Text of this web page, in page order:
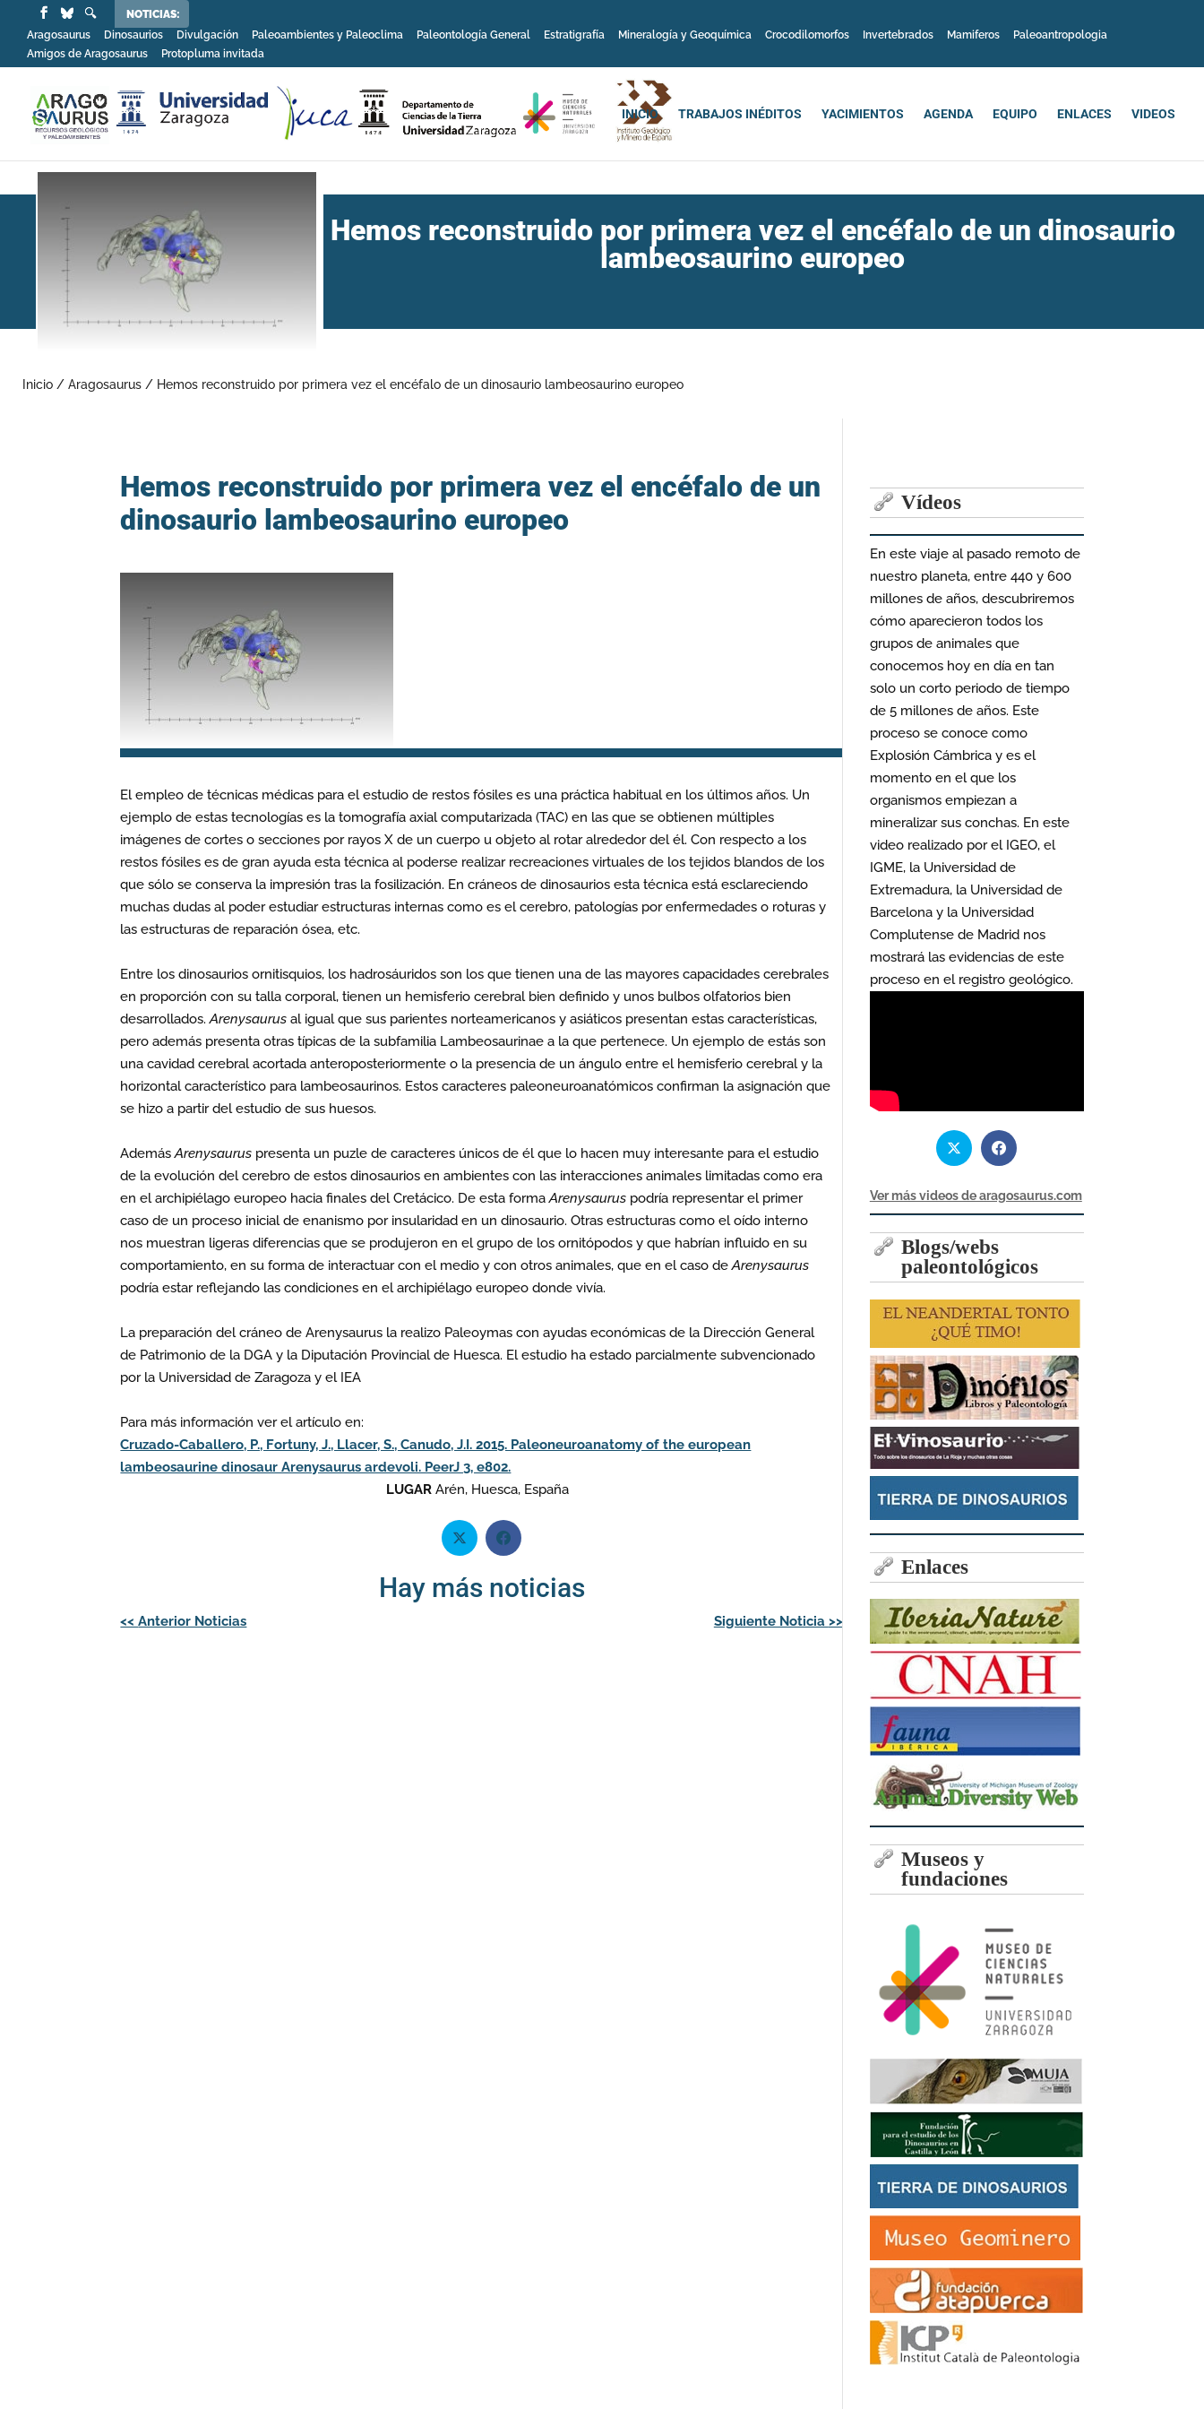
NOTICIAS:
Aragosaurus
Dinosaurios Divulgación Paleoambientes y Paleoclima Paleontología General Estratigrafía Mineralogía y Geoquímica Crocodilomorfos Invertebrados Mamiferos
Paleoantropologia
Amigos de Aragosaurus
Protopluma invitada
INICIO TRABAJOS INÉDITOS YACIMIENTOS AGENDA EQUIPO ENLACES VIDEOS
Hemos reconstruido por primera vez el encéfalo de un dinosaurio
lambeosaurino europeo
Inicio / Aragosaurus / Hemos reconstruido por primera vez el encéfalo de un dinosaurio lambeosaurino europeo
Hemos reconstruido por primera vez el encéfalo de un
dinosaurio lambeosaurino europeo
El empleo de técnicas médicas para el estudio de restos fósiles es una práctica habitual en los últimos años. Un
ejemplo de estas tecnologías es la tomografía axial computarizada (TAC) en las que se obtienen múltiples
imágenes de cortes o secciones por rayos X de un cuerpo u objeto al rotar alrededor del él. Con respecto a los
restos fósiles es de gran ayuda esta técnica al poderse realizar recreaciones virtuales de los tejidos blandos de los
que sólo se conserva la impresión tras la fosilización. En cráneos de dinosaurios esta técnica está esclareciendo
muchas dudas al poder estudiar estructuras internas como es el cerebro, patologías por enfermedades o roturas y
las estructuras de reparación ósea, etc.
Entre los dinosaurios ornitisquios, los hadrosáuridos son los que tienen una de las mayores capacidades cerebrales
en proporción con su talla corporal, tienen un hemisferio cerebral bien definido y unos bulbos olfatorios bien
desarrollados.Arenysaurus al igual que sus parientes norteamericanos y asiáticos presentan estas características,
pero además presenta otras típicas de la subfamilia Lambeosaurinae a la que pertenece. Un ejemplo de estás son
una cavidad cerebral acortada anteroposteriormente o la presencia de un ángulo entre el hemisferio cerebral y la
horizontal característico para lambeosaurinos. Estos caracteres paleoneuroanatómicos confirman la asignación que
se hizo a partir del estudio de sus huesos.
AdemásArenysaurus presenta un puzle de caracteres únicos de él que lo hacen muy interesante para el estudio
de la evolución del cerebro de estos dinosaurios en ambientes con las interacciones animales limitadas como era
en el archipiélago europeo hacia finales del Cretácico. De esta formaArenysaurus podría representar el primer
caso de un proceso inicial de enanismo por insularidad en un dinosaurio. Otras estructuras como el oído interno
nos muestran ligeras diferencias que se produjeron en el grupo de los ornitópodos y que habrían influido en su
comportamiento, en su forma de interactuar con el medio y con otros animales, que en el caso deArenysaurus
podría estar reflejando las condiciones en el archipiélago europeo donde vivía.
La preparación del cráneo de Arenysaurus la realizo Paleoymas con ayudas económicas de la Dirección General
de Patrimonio de la DGA y la Diputación Provincial de Huesca. El estudio ha estado parcialmente subvencionado
por la Universidad de Zaragoza y el IEA
Para más información ver el artículo en:
Cruzado-Caballero, P., Fortuny, J., Llacer, S., Canudo, J.I. 2015. Paleoneuroanatomy of the european
lambeosaurine dinosaur Arenysaurus ardevoli. PeerJ 3, e802.
LUGARArén, Huesca, España
Hay más noticias
Navegación
<<Anterior Noticias Siguiente Noticia >>
Vídeos
En este viaje al pasado remoto de
nuestro planeta, entre 440 y 600
millones de años, descubriremos
cómo aparecieron todos los
grupos de animales que
conocemos hoy en día en tan
solo un corto periodo de tiempo
de 5 millones de años. Este
proceso se conoce como
Explosión Cámbrica y es el
momento en el que los
organismos empiezan a
mineralizar sus conchas. En este
video realizado por el IGEO, el
IGME, la Universidad de
Extremadura, la Universidad de
Barcelona y la Universidad
Complutense de Madrid nos
mostrará las evidencias de este
proceso en el registro geológico.
Ver más videos de aragosaurus.com
Blogs/webs
paleontológicos
Enlaces
Museos y
fundaciones